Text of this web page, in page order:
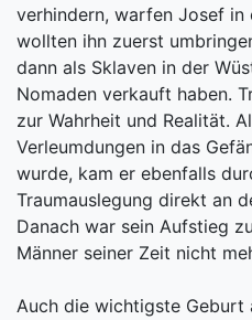
verhindern, warfen Josef in
wollten ihn zuerst
dann als Sklaven in der
Nomaden verkauft haben.
zur Wahrheit und Realität.
Verleumdungen in das
wurde, kam er ebenfalls
Traumauslegung direkt an
Danach war sein Aufstieg
Männer seiner Zeit nicht
Auch die wichtigste Geburt